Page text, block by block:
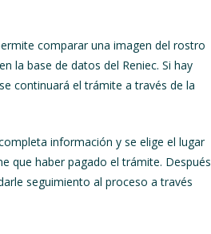
comparar una imagen del rostro
la base de datos del Reniec. Si hay
continuará el trámite a través de la
información y se elige el lugar
que haber pagado el trámite. Después
seguimiento al proceso a través